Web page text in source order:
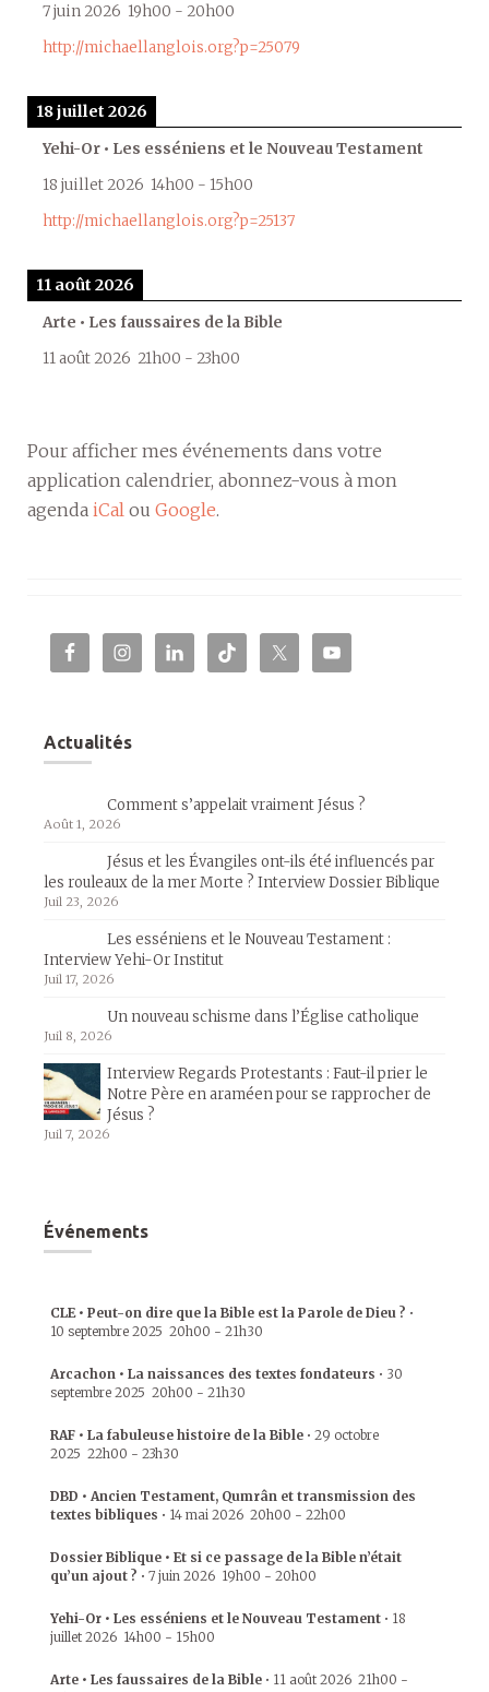
7 juin 2026 19h00 - 20h00
http://michaellanglois.org?p=25079
18 juillet 2026
Yehi-Or • Les esséniens et le Nouveau Testament
18 juillet 2026 14h00 - 15h00
http://michaellanglois.org?p=25137
11 août 2026
Arte • Les faussaires de la Bible
11 août 2026 21h00 - 23h00
Pour afficher mes événements dans votre
application calendrier, abonnez-vous à mon
agenda iCal ou Google.
Actualités
Comment s’appelait vraiment Jésus ?
Août 1, 2026
Jésus et les Évangiles ont-ils été influencés par
les rouleaux de la mer Morte ? Interview Dossier Biblique
Juil 23, 2026
Les esséniens et le Nouveau Testament :
Interview Yehi-Or Institut
Juil 17, 2026
Un nouveau schisme dans l’Église catholique
Juil 8, 2026
Interview Regards Protestants : Faut-il prier le
Notre Père en araméen pour se rapprocher de
Jésus ?
Juil 7, 2026
Événements
CLE • Peut-on dire que la Bible est la Parole de Dieu ? •
10 septembre 2025 20h00 - 21h30
Arcachon • La naissances des textes fondateurs • 30
septembre 2025 20h00 - 21h30
RAF • La fabuleuse histoire de la Bible • 29 octobre
2025 22h00 - 23h30
DBD • Ancien Testament, Qumrân et transmission des
textes bibliques • 14 mai 2026 20h00 - 22h00
Dossier Biblique • Et si ce passage de la Bible n’était
qu’un ajout ? • 7 juin 2026 19h00 - 20h00
Yehi-Or • Les esséniens et le Nouveau Testament • 18
juillet 2026 14h00 - 15h00
Arte • Les faussaires de la Bible • 11 août 2026 21h00 -